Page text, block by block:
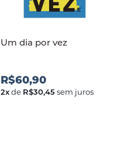
Um dia por vez
R$60,90
2xde R$30,45sem juros